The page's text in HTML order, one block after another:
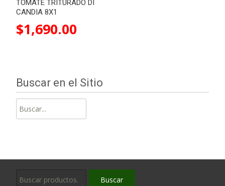
TOMATE TRITURADO DI
CANDIA 8X1
$1,690.00
Buscar en el Sitio
Buscar